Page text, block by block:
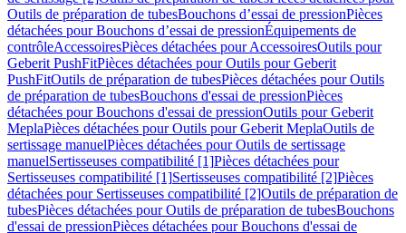
Outils de préparation de tubesBouchons d’essai de pressionPièces
détachées pour Bouchons d’essai de pressionÉquipements de
contrôleAccessoiresPièces détachées pour AccessoiresOutils pour
Geberit PushFitPièces détachées pour Outils pour Geberit
PushFitOutils de préparation de tubesPièces détachées pour Outils
de préparation de tubesBouchons d'essai de pressionPièces
détachées pour Bouchons d'essai de pressionOutils pour Geberit
MeplaPièces détachées pour Outils pour Geberit MeplaOutils de
sertissage manuelPièces détachées pour Outils de sertissage
manuelSertisseuses compatibilité [1]Pièces détachées pour
Sertisseuses compatibilité [1]Sertisseuses compatibilité [2]Pièces
détachées pour Sertisseuses compatibilité [2]Outils de préparation de
tubesPièces détachées pour Outils de préparation de tubesBouchons
d'essai de pressionPièces détachées pour Bouchons d'essai de